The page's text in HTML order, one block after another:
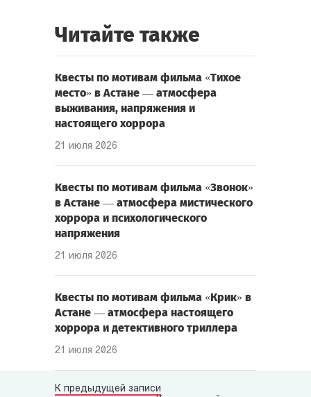
Читайте также
Квесты по мотивам фильма «Тихое
место» в Астане — атмосфера
выживания, напряжения и
настоящего хоррора
21 июля 2026
Квесты по мотивам фильма «Звонок»
в Астане — атмосфера мистического
хоррора и психологического
напряжения
21 июля 2026
Квесты по мотивам фильма «Крик» в
Астане — атмосфера настоящего
хоррора и детективного триллера
21 июля 2026
К предыдущей записи